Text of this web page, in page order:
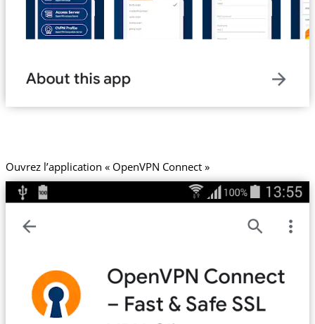
Ouvrez l’application « OpenVPN Connect »